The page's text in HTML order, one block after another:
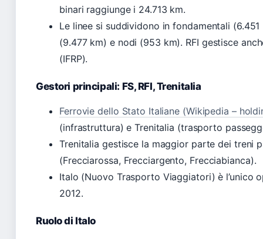
binari raggiunge i 24.713 km.
Le linee si suddividono in fondamentali
(9.477 km) e nodi (953 km). RFI gestisce
(IFRP).
Gestori principali: FS, RFI, Trenitalia
Ferrovie dello Stato Italiane (Wikipedia –
(infrastruttura) e Trenitalia (trasporto
Trenitalia gestisce la maggior parte dei treni
(Frecciarossa, Frecciargento, Frecciabianca).
Italo (Nuovo Trasporto Viaggiatori) è
2012.
Ruolo di Italo